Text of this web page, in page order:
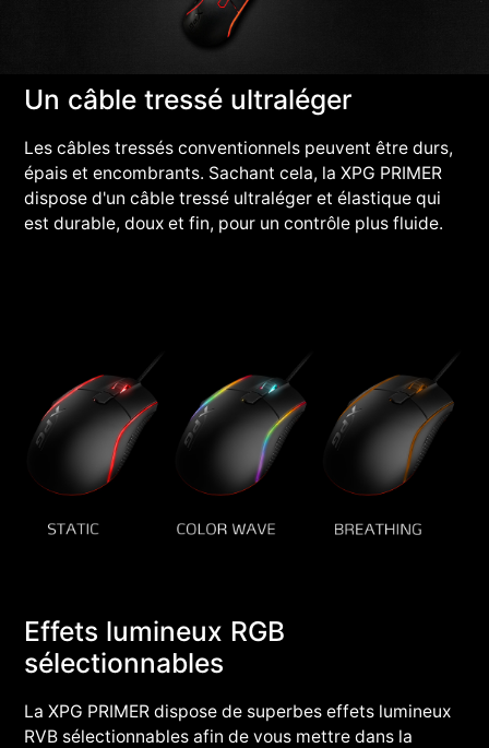
Un câble tressé ultraléger
Les câbles tressés conventionnels peuvent être durs,
épais et encombrants. Sachant cela, la XPG PRIMER
dispose d'un câble tressé ultraléger et élastique qui
est durable, doux et fin, pour un contrôle plus fluide.
Effets lumineux RGB
sélectionnables
La XPG PRIMER dispose de superbes effets lumineux
RVB sélectionnables afin de vous mettre dans la